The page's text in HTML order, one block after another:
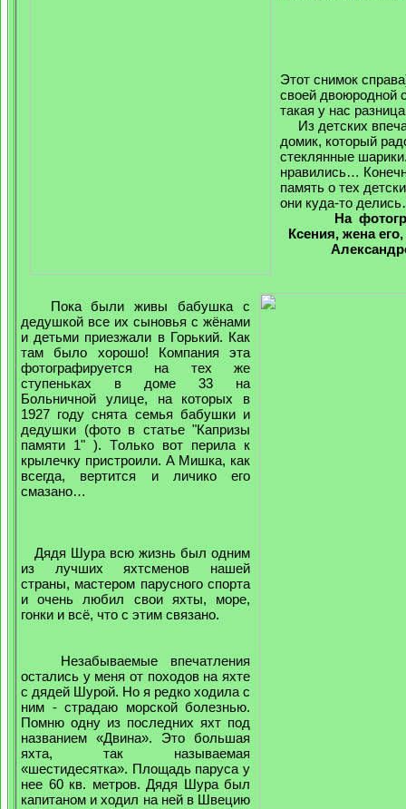
Этот снимок
своей двоюродной
такая у нас
Из детских
домик, который
стеклянные
нравились…
память о тех
они куда-то
На
Ксения, жена
Пока были живы бабушка с
дедушкой все их сыновья с жёнами
и детьми приезжали в Горький. Как
там было хорошо! Компания эта
фотографируется на тех же
ступеньках в доме 33 на
Больничной улице, на которых в
1927 году снята семья бабушки и
дедушки (фото в статье "Капризы
памяти 1" ). Только вот перила к
крылечку пристроили. А Мишка, как
всегда, вертится и личико его
смазано…
Дядя Шура всю жизнь был одним
из лучших яхтсменов нашей
страны, мастером парусного спорта
и очень любил свои яхты, море,
гонки и всё, что с этим связано.
Незабываемые впечатления
остались у меня от походов на яхте
с дядей Шурой. Но я редко ходила с
ним - страдаю морской болезнью.
Помню одну из последних яхт под
названием «Двина». Это большая
яхта, так называемая
«шестидесятка». Площадь паруса у
нее 60 кв. метров. Дядя Шура был
капитаном и ходил на ней в Швецию